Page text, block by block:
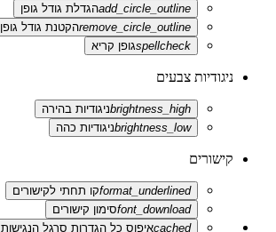
add_circle_outlineהגדלת גודל גופן
remove_circle_outlineהקטנת גודל גופן
spellcheckגופן קריא
ניגודיות צבעים
brightness_highניגודיות בהירה
brightness_lowניגודיות כהה
קישורים
format_underlinedקו תחתי לקישורים
font_downloadסימון קישורים
cachedאיפוס כל הגדרות סרגל הנגישות